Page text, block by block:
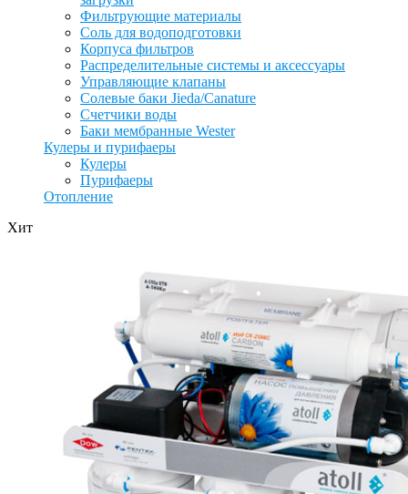
Фильтрующие материалы
Соль для водоподготовки
Корпуса фильтров
Распределительные системы и аксессуары
Управляющие клапаны
Солевые баки Jieda/Canature
Счетчики воды
Баки мембранные Wester
Кулеры и пурифаеры
Кулеры
Пурифаеры
Отопление
Хит